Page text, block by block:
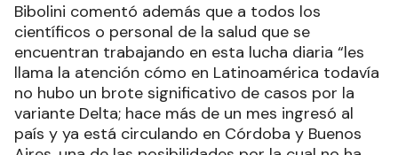
Bibolini comentó además que a todos los
científicos o personal de la salud que se
encuentran trabajando en esta lucha diaria “les
llama la atención cómo en Latinoamérica todavía
no hubo un brote significativo de casos por la
variante Delta; hace más de un mes ingresó al
país y ya está circulando en Córdoba y Buenos